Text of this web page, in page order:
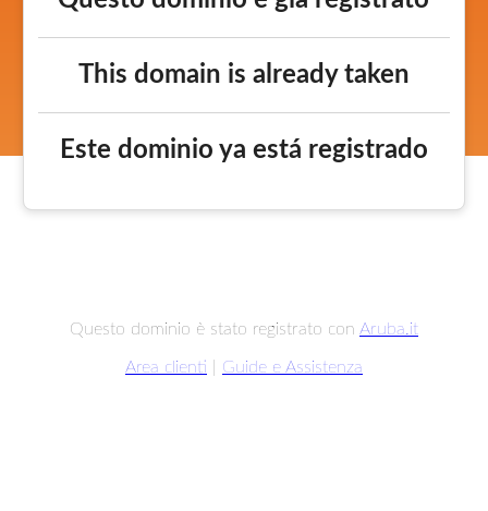
This domain is already taken
Este dominio ya está registrado
Questo dominio è stato registrato con Aruba.it
Area clienti Guide e Assistenza